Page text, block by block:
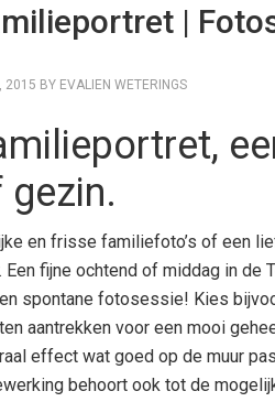
|
2015 BY EVALIEN WETERINGS
gezin.
en frisse familiefoto’s of een
Een fijne ochtend of middag in
spontane fotosessie! Kies
aantrekken voor een mooi
effect wat goed op de muur
behoort ook tot de